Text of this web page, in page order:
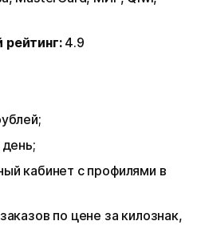
рейтинг: 4.9
кабинет с профилями в
по цене за килознак,